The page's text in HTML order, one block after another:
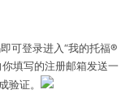
可登录进入“我的托福®
填写的注册邮箱发送一
验证。